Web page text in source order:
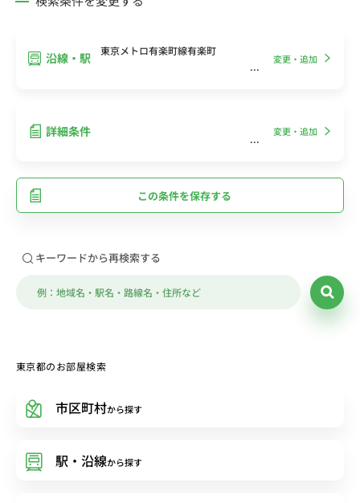
沿線・駅 東京メトロ有楽町線有楽町
変更・追加
詳細条件 変更・追加
この条件を保存する
キーワードから再検索する
東京都のお部屋検索
市区町村から探す
駅・沿線から探す